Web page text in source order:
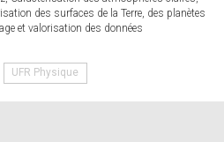
des surfaces de la Terre, des planètes
et valorisation des données
UFR Physique